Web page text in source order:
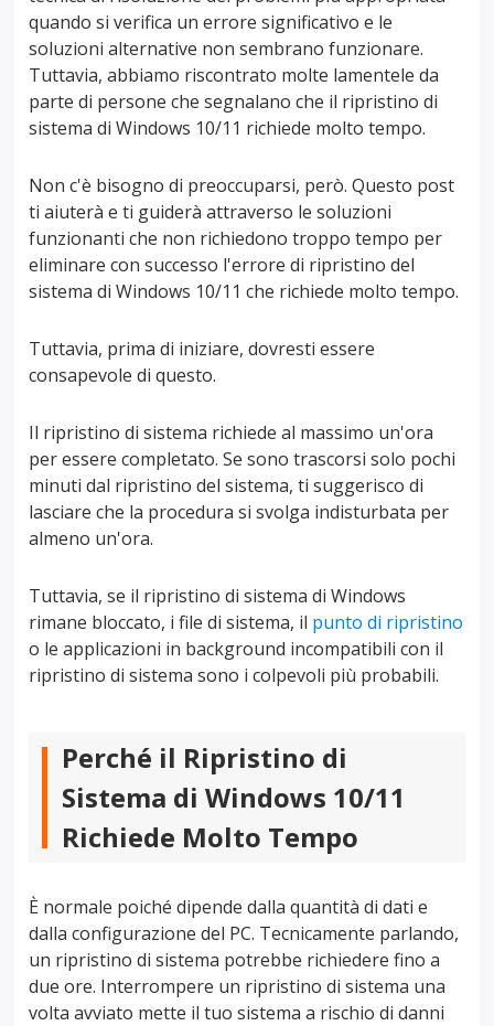
quando si verifica un errore significativo e le
soluzioni alternative non sembrano funzionare.
Tuttavia, abbiamo riscontrato molte lamentele da
parte di persone che segnalano che il ripristino di
sistema di Windows 10/11 richiede molto tempo.
Non c'è bisogno di preoccuparsi, però. Questo post
ti aiuterà e ti guiderà attraverso le soluzioni
funzionanti che non richiedono troppo tempo per
eliminare con successo l'errore di ripristino del
sistema di Windows 10/11 che richiede molto tempo.
Tuttavia, prima di iniziare, dovresti essere
consapevole di questo.
Il ripristino di sistema richiede al massimo un'ora
per essere completato. Se sono trascorsi solo pochi
minuti dal ripristino del sistema, ti suggerisco di
lasciare che la procedura si svolga indisturbata per
almeno un'ora.
Tuttavia, se il ripristino di sistema di Windows
rimane bloccato, i file di sistema, il punto di ripristino
o le applicazioni in background incompatibili con il
ripristino di sistema sono i colpevoli più probabili.
Perché il Ripristino di
Sistema di Windows 10/11
Richiede Molto Tempo
È normale poiché dipende dalla quantità di dati e
dalla configurazione del PC. Tecnicamente parlando,
un ripristino di sistema potrebbe richiedere fino a
due ore. Interrompere un ripristino di sistema una
volta avviato mette il tuo sistema a rischio di danni